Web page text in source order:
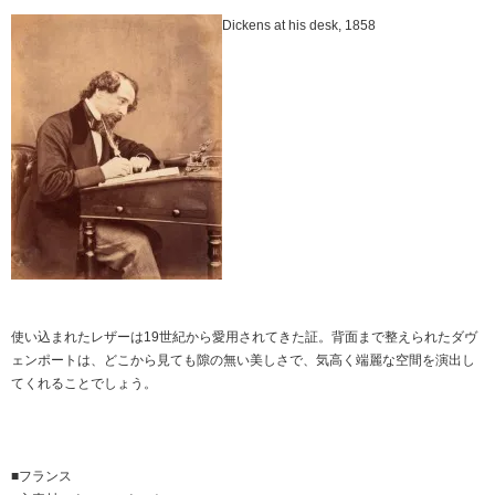
Dickens at his desk, 1858
使い込まれたレザーは19世紀から愛用されてきた証。背面まで整えられたダヴ
ェンポートは、どこから見ても隙の無い美しさで、気高く端麗な空間を演出し
てくれることでしょう。
■フランス